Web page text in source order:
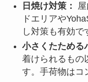
日焼け対策：
ドエリアや
し対策も有効で
小さくたためる
着けられるもの
す。手荷物はコ